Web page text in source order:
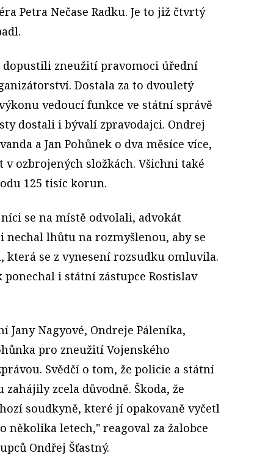
Petra Nečase Radku. Je to již čtvrtý
zneužití pravomoci úřední
Dostala za to dvouletý
vedoucí funkce ve státní správě
dostali i bývalí zpravodajci. Ondrej
a Jan Pohůnek o dva měsíce více,
ozbrojených složkách. Všichni také
125 tisíc korun.
se na místě odvolali, advokát
nechal lhůtu na rozmyšlenou, aby se
se z vynesení rozsudku omluvila.
i státní zástupce Rostislav
Jany Nagyové, Ondreje Páleníka,
pro zneužití Vojenského
Svědčí o tom, že policie a státní
zcela důvodně. Škoda, že
soudkyně, které jí opakovaně vyčetl
několika letech," reagoval za žalobce
Ondřej Šťastný.